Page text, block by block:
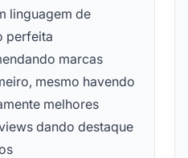
linguagem de
perfeita
marcas
mesmo havendo
melhores
dando destaque